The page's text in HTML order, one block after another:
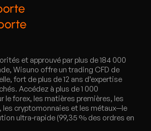
et approuvé par plus de 184 000
Wisuno offre un trading CFD de
fort de plus de 12 ans d’expertise
Accédez à plus de 1 000
le forex, les matières premières, les
les cryptomonnaies et les métaux—le
ultra-rapide (99,35 % des ordres en